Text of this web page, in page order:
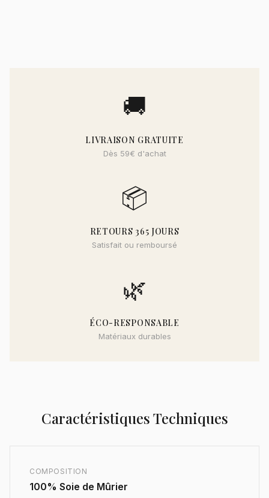
🚚
LIVRAISON GRATUITE
Dès 59€ d'achat
📦
RETOURS 365 JOURS
Satisfait ou remboursé
🌿
ÉCO-RESPONSABLE
Matériaux durables
Caractéristiques Techniques
COMPOSITION
100% Soie de Mûrier